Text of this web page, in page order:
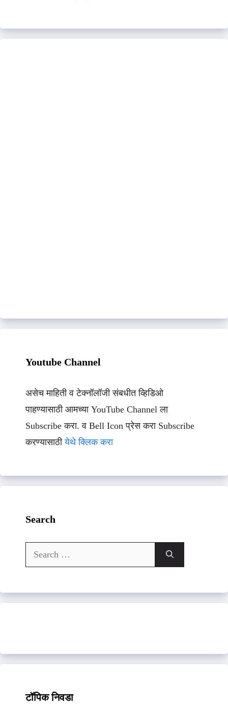
Youtube Channel
असेच माहिती व टेक्नॉलॉजी संबधीत व्हिडिओ
पाहण्यासाठी आमच्या YouTube Channel ला
Subscribe करा. व Bell Icon प्रेस करा Subscribe
करण्यासाठीयेथे क्लिक करा
Search
Search
for:
टॉपिक निवडा